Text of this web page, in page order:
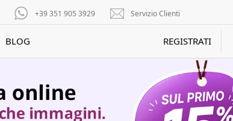
+39 351 905 3929 Servizio Clienti
BLOG REGISTRATI